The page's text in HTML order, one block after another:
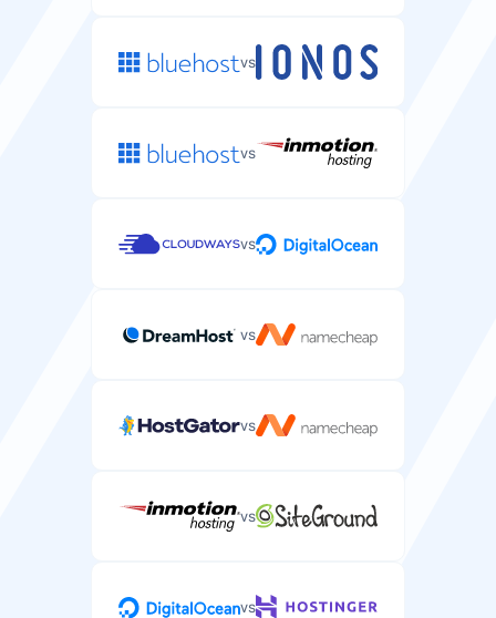
vs
vs
vs
vs
vs
vs
vs